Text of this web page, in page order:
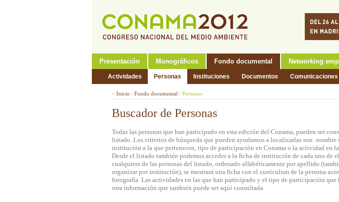
Presentación Monográficos Fondo documental Networking
Actividades Personas Instituciones Documentos
> Inicio / Fondo documental / Personas
Buscador de Personas
Todas las personas que han participado en esta edición del Conama, pueden ser
listado. Los criterios de búsqueda que pueden ayudarnos a localizarlas son:
institución a la que pertenecen, tipo de participación en Conama o la actividad en
Desde el listado también podemos acceder a la ficha de institución de cada uno de
cualquiera de las personas del listado, ordenado alfabéticamente por apellido
organizar por institución), se mostrará una ficha con el currículum de la persona
fotografía. Las actividades en las que han participado y el tipo de participación que
otra información que también puede ser aquí consultada.